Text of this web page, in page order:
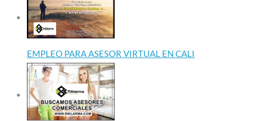
EMPLEO PARA ASESOR VIRTUAL EN CALI